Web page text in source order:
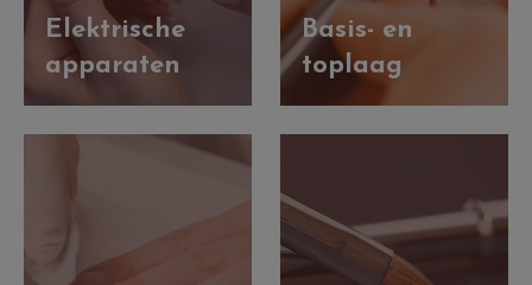
Elektrische
apparaten
Basis- en
toplaag